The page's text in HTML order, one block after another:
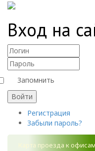
Вход на
Запомнить
Войти
Регистрация
Забыли пароль?
Карта проезда к офисам